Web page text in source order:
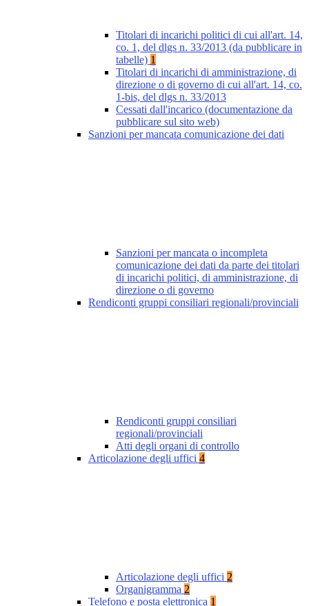
Titolari di incarichi politici di cui all'art. 14,
co. 1, del dlgs n. 33/2013 (da pubblicare in
tabelle) 1
Titolari di incarichi di amministrazione, di
direzione o di governo di cui all'art. 14, co.
1-bis, del dlgs n. 33/2013
Cessati dall'incarico (documentazione da
pubblicare sul sito web)
Sanzioni per mancata comunicazione dei dati
Sanzioni per mancata o incompleta
comunicazione dei dati da parte dei titolari
di incarichi politici, di amministrazione, di
direzione o di governo
Rendiconti gruppi consiliari regionali/provinciali
Rendiconti gruppi consiliari
regionali/provinciali
Atti degli organi di controllo
Articolazione degli uffici 4
Articolazione degli uffici 2
Organigramma 2
Telefono e posta elettronica 1